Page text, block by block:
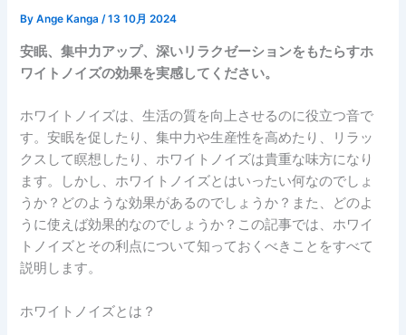
ByAnge Kanga/13 10月 2024
安眠、集中力アップ、深いリラクゼーションをもたらすホ
ワイトノイズの効果を実感してください。
ホワイトノイズは、生活の質を向上させるのに役立つ音で
す。安眠を促したり、集中力や生産性を高めたり、リラッ
クスして瞑想したり、ホワイトノイズは貴重な味方になり
ます。しかし、ホワイトノイズとはいったい何なのでしょ
うか？どのような効果があるのでしょうか？また、どのよ
うに使えば効果的なのでしょうか？この記事では、ホワイ
トノイズとその利点について知っておくべきことをすべて
説明します。
ホワイトノイズとは？